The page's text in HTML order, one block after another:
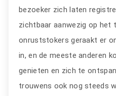
bezoeker zich laten
zichtbaar aanwezig op het
onruststokers geraakt er
in, en de meeste anderen
genieten en zich te
trouwens ook nog steeds